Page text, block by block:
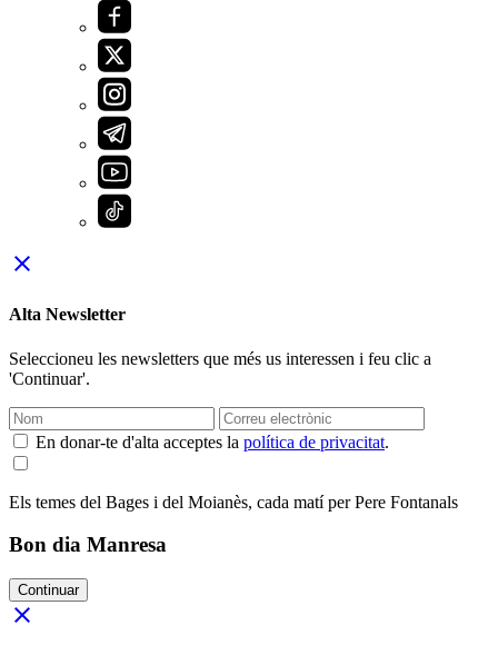
close
Alta Newsletter
Seleccioneu les newsletters que més us interessen i feu clic a
'Continuar'.
En donar-te d'alta acceptes la política de privacitat.
Els temes del Bages i del Moianès, cada matí per Pere Fontanals
Bon dia Manresa
Continuar
close